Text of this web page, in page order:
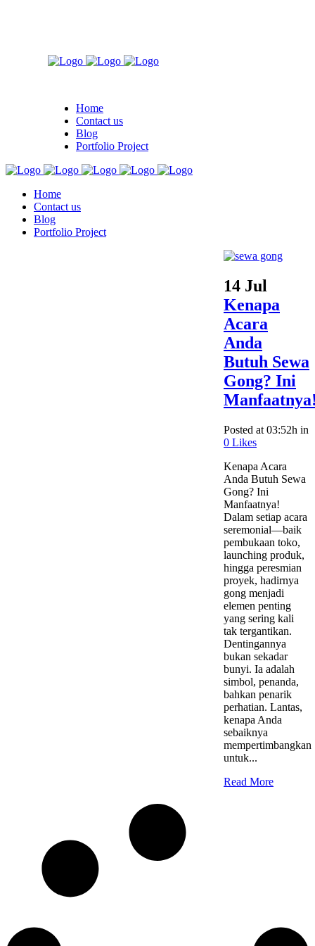
Home
Contact us
Blog
Portfolio Project
Home
Contact us
Blog
Portfolio Project
14 Jul
Kenapa
Acara
Anda
Butuh Sewa
Gong? Ini
Posted at 03:52h in
0 Likes
Kenapa Acara
Anda Butuh Sewa
Gong? Ini
Manfaatnya!
Dalam setiap acara
seremonial—baik
pembukaan toko,
launching produk,
hingga peresmian
proyek, hadirnya
gong menjadi
elemen penting
yang sering kali
tak tergantikan.
Dentingannya
bukan sekadar
bunyi. Ia adalah
simbol, penanda,
bahkan penarik
perhatian. Lantas,
kenapa Anda
sebaiknya
mempertimbangkan
untuk...
Read More